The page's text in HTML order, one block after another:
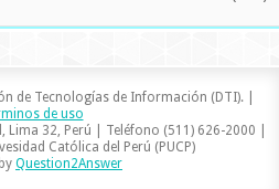
de Tecnologías de Información (DTI). |
de uso
Lima 32, Perú | Teléfono (511) 626-2000 |
Católica del Perú (PUCP)
Question2Answer